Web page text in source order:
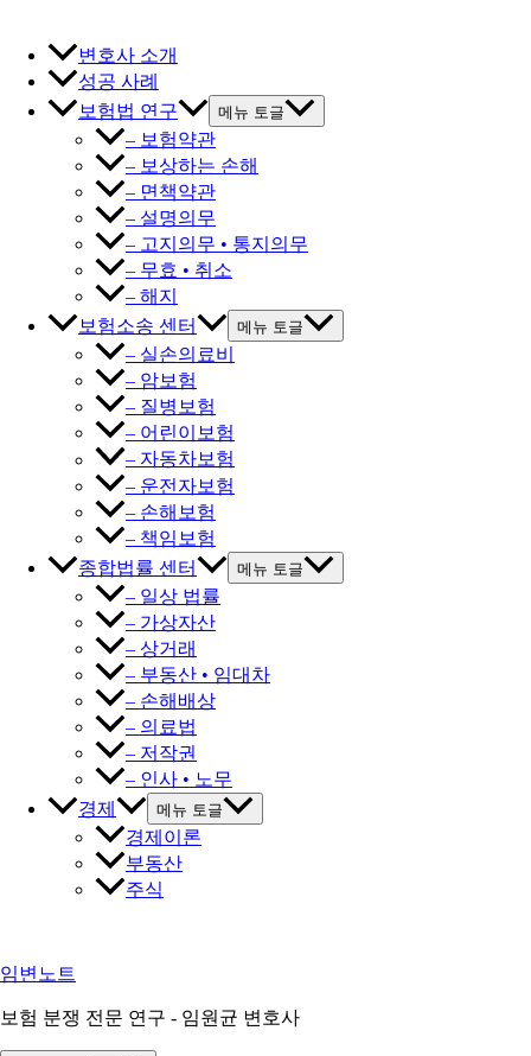
변호사 소개
성공 사례
보험법 연구
메뉴 토글
– 보험약관
– 보상하는 손해
– 면책약관
– 설명의무
– 고지의무 • 통지의무
– 무효 • 취소
– 해지
보험소송 센터
메뉴 토글
– 실손의료비
– 암보험
– 질병보험
– 어린이보험
– 자동차보험
– 운전자보험
– 손해보험
– 책임보험
종합법률 센터
메뉴 토글
– 일상 법률
– 가상자산
– 상거래
– 부동산 • 임대차
– 손해배상
– 의료법
– 저작권
– 인사 • 노무
경제
메뉴 토글
경제이론
부동산
주식
임변노트
보험 분쟁 전문 연구 - 임원균 변호사